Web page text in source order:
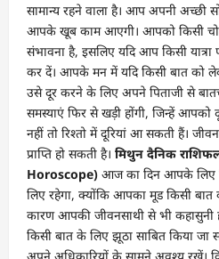
सामान्य रहने वाला है। आप अपनी अच्छी
आपके खूब काम आएगी। आपको किसी
संभावना है, इसलिए यदि आप किसी
कर दें। आपके मन में यदि किसी बात को
उसे दूर करने के लिए अपने पिताजी से
समस्याएं फिर से खड़ी होंगी, जिन्हें आपको
नहीं तो रिश्तो में दूरियां आ सकती हैं।
प्राप्ति हो सकती है। मिथुन दैनिक
Horoscope) आज का दिन आपके लिए
लिए रहेगा, क्योंकि आपका मूड किसी बात
कारण आपकी जीवनसाथी से भी कहासुनी
किसी बात के लिए झूठा साबित किया
अपने अधिकारियों के सामने अवश्य रखें।